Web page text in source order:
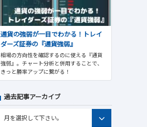
通貨の強弱が一目でわかる！トレイ
ダーズ証券の『通貨強弱』
相場の方向性を確認するのに使える『通貨
強弱』。チャート分析と併用することで、
きっと勝率アップに繋がる！
過去記事アーカイブ